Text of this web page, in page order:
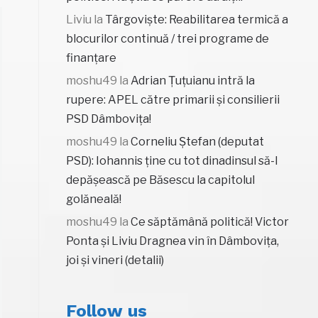
Liviu la Târgoviște: Reabilitarea termică a
blocurilor continuă / trei programe de
finanțare
moshu49 la Adrian Țuțuianu intră la
rupere: APEL către primarii și consilierii
PSD Dâmbovița!
moshu49 la Corneliu Ștefan (deputat
PSD): Iohannis ține cu tot dinadinsul să-l
depășească pe Băsescu la capitolul
golăneală!
moshu49 la Ce săptămână politică! Victor
Ponta și Liviu Dragnea vin în Dâmbovița,
joi și vineri (detalii)
Follow us